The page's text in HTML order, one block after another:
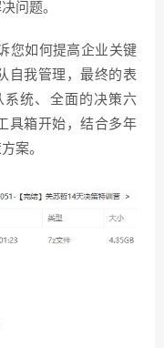
问题。
您如何提高企业关键
自我管理，最终的表
统、全面的决策六
具箱开始，结合多年
案。